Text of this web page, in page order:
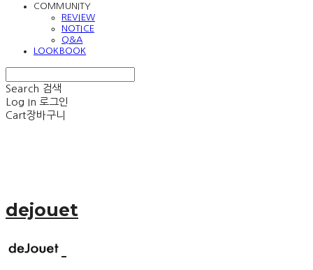
COMMUNITY
REVIEW
NOTICE
Q&A
LOOKBOOK
Search 검색
Log In 로그인
Cart장바구니
dejouet